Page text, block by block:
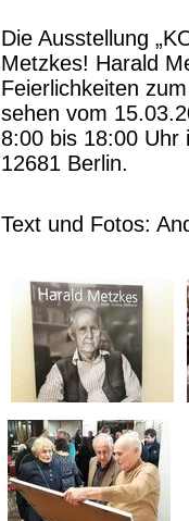
Die Ausstellung
Metzkes! Harald
Feierlichkeiten
sehen vom
8:00 bis 18:00 Uhr
12681 Berlin.
Text und Fotos: